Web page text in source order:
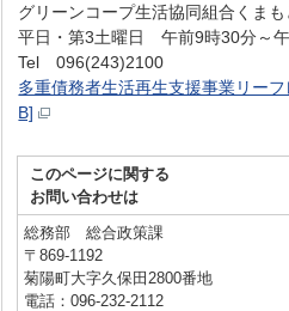
グリーンコープ生活協同組合くま
平日・第3土曜日 午前9時30分～
Tel 096(243)2100
多重債務者生活再生支援事業リー
B]
このページに関する
お問い合わせは
総務部 総合政策課
〒869-1192
菊陽町大字久保田2800番地
電話：096-232-2112